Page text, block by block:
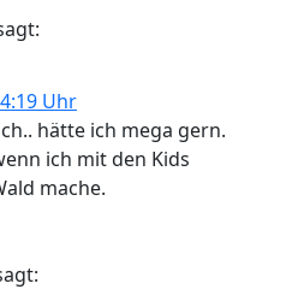
Uhr
hätte ich mega gern.
ich mit den Kids
mache.